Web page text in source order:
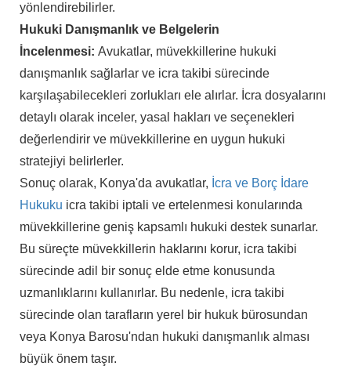
yönlendirebilirler.
Hukuki Danışmanlık ve Belgelerin
İncelenmesi: Avukatlar, müvekkillerine hukuki
danışmanlık sağlarlar ve icra takibi sürecinde
karşılaşabilecekleri zorlukları ele alırlar. İcra dosyalarını
detaylı olarak inceler, yasal hakları ve seçenekleri
değerlendirir ve müvekkillerine en uygun hukuki
stratejiyi belirlerler.
Sonuç olarak, Konya'da avukatlar, İcra ve Borç İdare
Hukuku icra takibi iptali ve ertelenmesi konularında
müvekkillerine geniş kapsamlı hukuki destek sunarlar.
Bu süreçte müvekkillerin haklarını korur, icra takibi
sürecinde adil bir sonuç elde etme konusunda
uzmanlıklarını kullanırlar. Bu nedenle, icra takibi
sürecinde olan tarafların yerel bir hukuk bürosundan
veya Konya Barosu'ndan hukuki danışmanlık alması
büyük önem taşır.